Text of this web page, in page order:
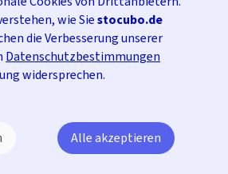
wie Siestocubo.de
die Verbesserung unserer
Datenschutzbestimmungen
widersprechen.
Alle akzeptieren